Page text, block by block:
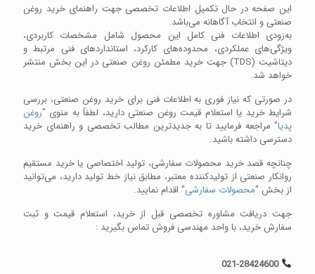
این صفحه در حال تکمیل اطلاعات تخصصی جهت راهنمای خرید روغن
صنعتی و انتخاب آگاهانه می‌باشد.
به‌زودی اطلاعات فنی کامل این محصول شامل مشخصات کاربردی،
ویژگی‌های عملکردی، محدوده‌های کارکرد، استانداردهای فنی مرتبط و
دیتاشیت (TDS) جهت خرید مطمئن روغن صنعتی در این بخش منتشر
خواهد شد.
در صورتی که نیاز فوری به اطلاعات فنی برای خرید روغن صنعتی، بررسی
شرایط خرید یا استعلام قیمت روغن صنعتی دارید، لطفاً به منوی "روغن
پدیا" مراجعه فرمایید تا به جدیدترین مطالب تخصصی و راهنمای خرید
دسترسی داشته باشید.
چنانچه قصد خرید محصولات سفارشی، تولید اختصاصی یا خرید مستقیم
روانکار صنعتی از تولیدکننده معتبر، مطابق نیاز خط تولید دارید، می‌توانید
از بخش "محصولات سفارشی" اقدام نمایید.
جهت دریافت مشاوره تخصصی قبل از خرید، استعلام قیمت و ثبت
سفارش خرید، با واحد مهندسی فروش تماس بگیرید :
021-28424600